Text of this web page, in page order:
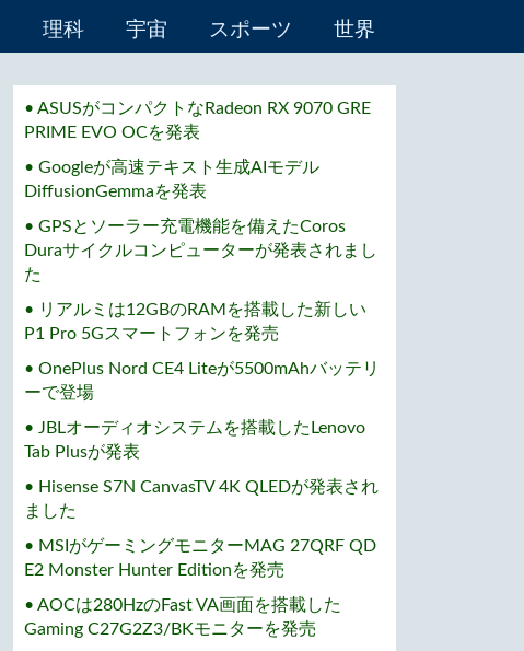
理科 宇宙 スポーツ 世界
• ASUSがコンパクトなRadeon RX 9070 GRE
PRIME EVO OCを発表
• Googleが高速テキスト生成AIモデル
DiffusionGemmaを発表
• GPSとソーラー充電機能を備えたCoros
Duraサイクルコンピューターが発表されまし
た
• リアルミは12GBのRAMを搭載した新しい
P1 Pro 5Gスマートフォンを発売
• OnePlus Nord CE4 Liteが5500mAhバッテリ
ーで登場
• JBLオーディオシステムを搭載したLenovo
Tab Plusが発表
• Hisense S7N CanvasTV 4K QLEDが発表され
ました
• MSIがゲーミングモニターMAG 27QRF QD
E2 Monster Hunter Editionを発売
• AOCは280HzのFast VA画面を搭載した
Gaming C27G2Z3/BKモニターを発売